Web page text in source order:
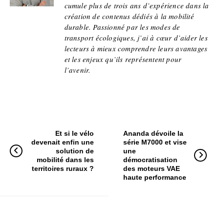
cumule plus de trois ans d’expérience dans la
création de contenus dédiés à la mobilité
durable. Passionné par les modes de
transport écologiques, j’ai à cœur d’aider les
lecteurs à mieux comprendre leurs avantages
et les enjeux qu’ils représentent pour
l’avenir.
Et si le vélo
devenait enfin une
solution de
mobilité dans les
territoires ruraux ?
Ananda dévoile la
série M7000 et vise
une
démocratisation
des moteurs VAE
haute performance